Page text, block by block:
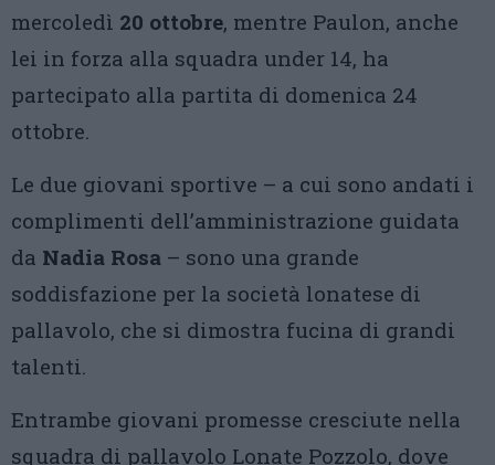
mercoledì 20 ottobre, mentre Paulon, anche
lei in forza alla squadra under 14, ha
partecipato alla partita di domenica 24
ottobre.
Le due giovani sportive – a cui sono andati i
complimenti dell’amministrazione guidata
da Nadia Rosa – sono una grande
soddisfazione per la società lonatese di
pallavolo, che si dimostra fucina di grandi
talenti.
Entrambe giovani promesse cresciute nella
squadra di pallavolo Lonate Pozzolo, dove